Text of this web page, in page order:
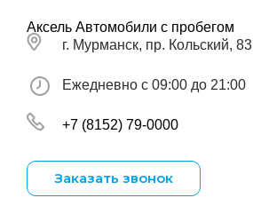
Аксель Автомобили с пробегом
г. Мурманск, пр. Кольский, 83
Ежедневно с 09:00 до 21:00
+7 (8152) 79-0000
Заказать звонок